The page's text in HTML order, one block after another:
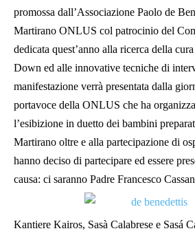
promossa dall’Associazione Paolo de
Martirano ONLUS col patrocinio del
dedicata quest’anno alla ricerca della
Down ed alle innovative tecniche di
manifestazione verrà presentata dalla
portavoce della ONLUS che ha
l’esibizione in duetto dei bambini
Martirano oltre e alla partecipazione di
hanno deciso di partecipare ed essere
causa: ci saranno Padre Francesco
Kantiere Kairos, Sasà Calabrese e Sasá